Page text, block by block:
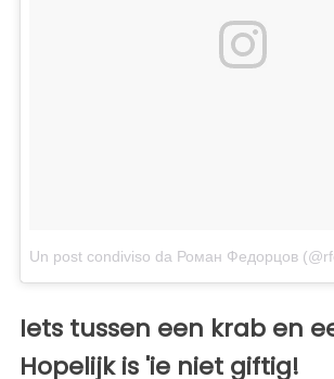
Un post condiviso da Роман Федорцов
Iets tussen een krab en
Hopelijk is 'ie niet giftig!